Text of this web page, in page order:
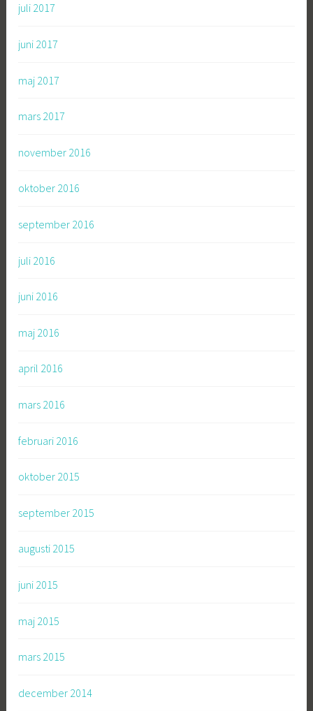
juli 2017
juni 2017
maj 2017
mars 2017
november 2016
oktober 2016
september 2016
juli 2016
juni 2016
maj 2016
april 2016
mars 2016
februari 2016
oktober 2015
september 2015
augusti 2015
juni 2015
maj 2015
mars 2015
december 2014